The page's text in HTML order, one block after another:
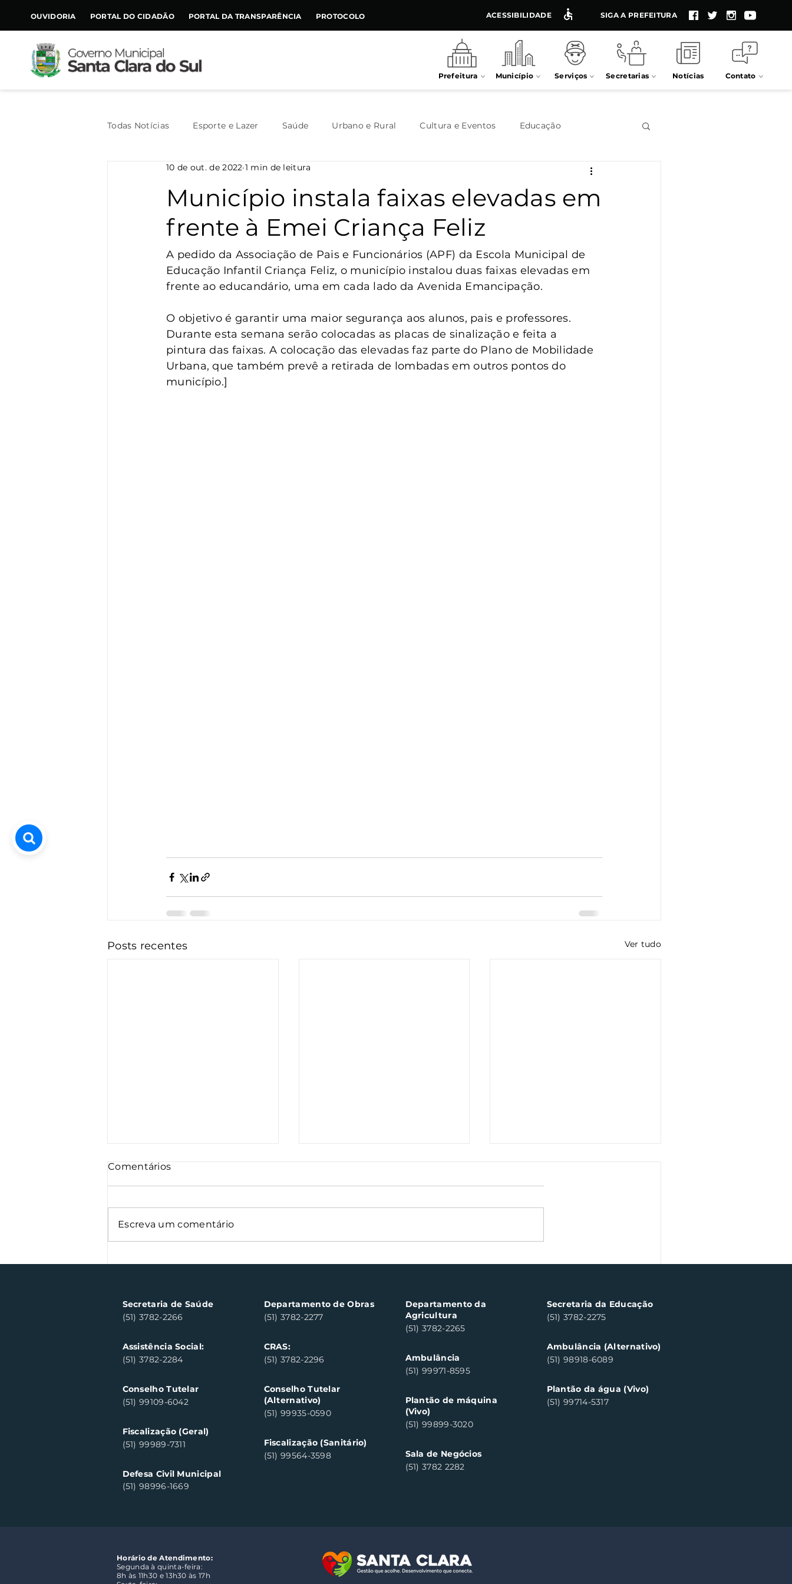
CONTEÚDO
OUVIDORIA PORTAL DO CIDADÃO PORTAL DA TRANSPARÊNCIA PROTOCOLO ACESSIBILIDADE SIGA A PREFEITURA
Prefeitura Município Serviços Secretarias Notícias Contato
Todas Notícias Esporte e Lazer Saúde Urbano e Rural Cultura e Eventos Educação
Assistência Social Geral Meio Ambiente
Agricultura Trânsito Habitação Destaque Legislativo Juventude
Vigilância Turismo Santa Clara do Sul Conselho Tutelar
Município instala faixas elevadas em
frente à Emei Criança Feliz
10 de out. de 2022 1 min de leitura
A pedido da Associação de Pais e Funcionários (APF) da Escola Municipal de
Educação Infantil Criança Feliz, o município instalou duas faixas elevadas em
frente ao educandário, uma em cada lado da Avenida Emancipação.
O objetivo é garantir uma maior segurança aos alunos, pais e professores.
Durante esta semana serão colocadas as placas de sinalização e feita a
pintura das faixas. A colocação das elevadas faz parte do Plano de Mobilidade
Urbana, que também prevê a retirada de lombadas em outros pontos do
município.]
Posts recentes Ver tudo
Clara do Sul
Comentários
Escreva um comentário
Secretaria de Saúde
(51) 3782-2266
Assistência Social:
(51) 3782-2284
Conselho Tutelar
(51) 99109-6042
Fiscalização (Geral)
(51) 99989-7311
Defesa Civil Municipal
(51) 98996-1669
Departamento de Obras
(51) 3782-2277
CRAS:
(51) 3782-2296
Conselho Tutelar
(Alternativo)
(51) 99935-0590
Fiscalização (Sanitário)
(51) 99564-3598
Departamento da
Agricultura
(51) 3782-2265
Ambulância
(51) 99971-8595
Plantão de máquina
(Vivo)
(51) 99899-3020
Sala de Negócios
(51) 3782 2282
Secretaria da Educação
(51) 3782-2275
Ambulância (Alternativo)
(51) 98918-6089
Plantão da água (Vivo)
(51) 99714-5317
Horário de Atendimento:
Segunda à quinta-feira:
8h às 11h30 e 13h30 às 17h